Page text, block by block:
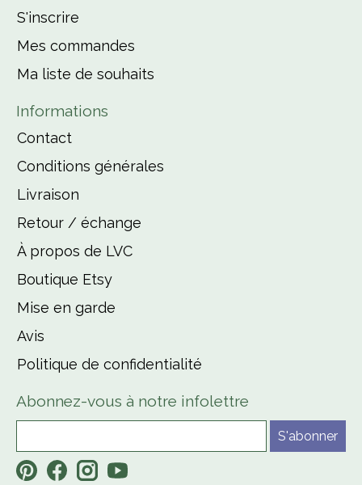
S'inscrire
Mes commandes
Ma liste de souhaits
Informations
Contact
Conditions générales
Livraison
Retour / échange
À propos de LVC
Boutique Etsy
Mise en garde
Avis
Politique de confidentialité
Abonnez-vous à notre infolettre
S'abonner